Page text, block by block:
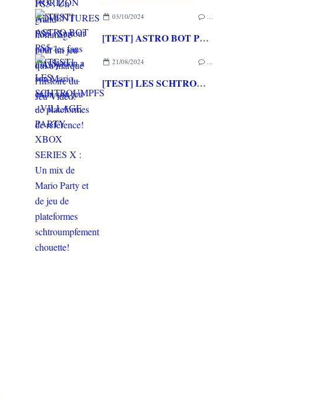
03/10/2024 …
[TEST] ASTRO BOT PS5 : PlayStation a son Mario... enfin son jeu de plateformes de référence!
21/08/2024 …
[TEST] LES SCHTROUMPFS - VILLAGE PARTY XBOX SERIES X : Un mix de Mario Party et de jeu de plateformes schtroumpfement chouette!